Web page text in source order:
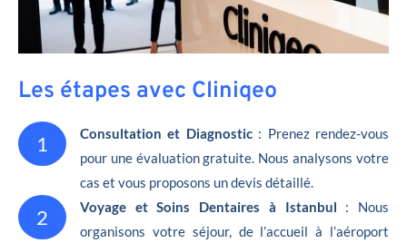
Les étapes avec Cliniqeo
1 Consultation et Diagnostic: Prenez rendez-vous
pour une évaluation gratuite. Nous analysons votre
cas et vous proposons un devis détaillé.
2 Voyage et Soins Dentaires à Istanbul : Nous
organisons votre séjour, de l’accueil à l’aéroport